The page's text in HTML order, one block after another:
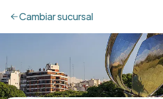
Cambiarsucursal